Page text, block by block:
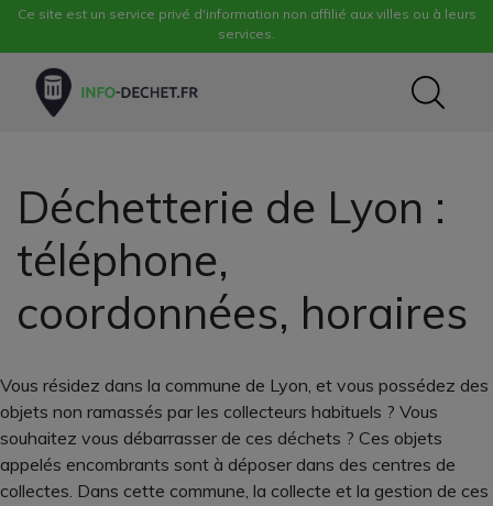
Ce site est un service privé d'information non affilié aux villes ou à leurs
services.
Déchetterie de Lyon :
téléphone,
coordonnées, horaires
Vous résidez dans la commune de Lyon, et vous possédez des
objets non ramassés par les collecteurs habituels ? Vous
souhaitez vous débarrasser de ces déchets ? Ces objets
appelés encombrants sont à déposer dans des centres de
collectes. Dans cette commune, la collecte et la gestion de ces